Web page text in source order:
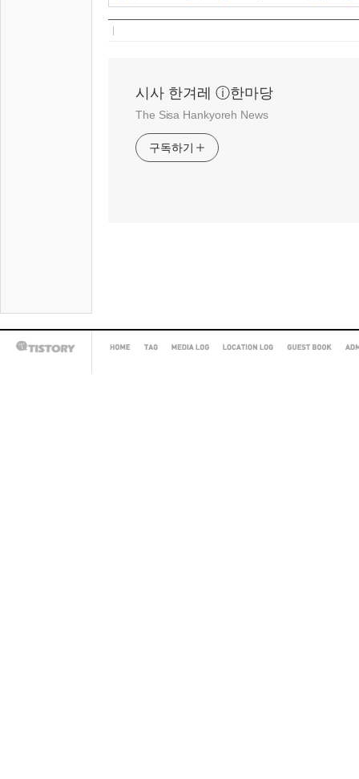
시사 한겨레 ⓘ한마당
The Sisa Hankyoreh News
구독하기